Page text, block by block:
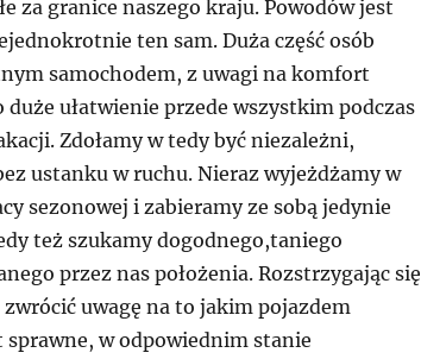
za granice naszego kraju. Powodów jest
ten sam. Duża część osób
samochodem, z uwagi na komfort
ułatwienie przede wszystkim podczas
Zdołamy w tedy być niezależni,
ustanku w ruchu. Nieraz wyjeżdżamy w
sezonowej i zabieramy ze sobą jedynie
też szukamy dogodnego,taniego
przez nas położenia. Rozstrzygając się
uwagę na to jakim pojazdem
sprawne, w odpowiednim stanie